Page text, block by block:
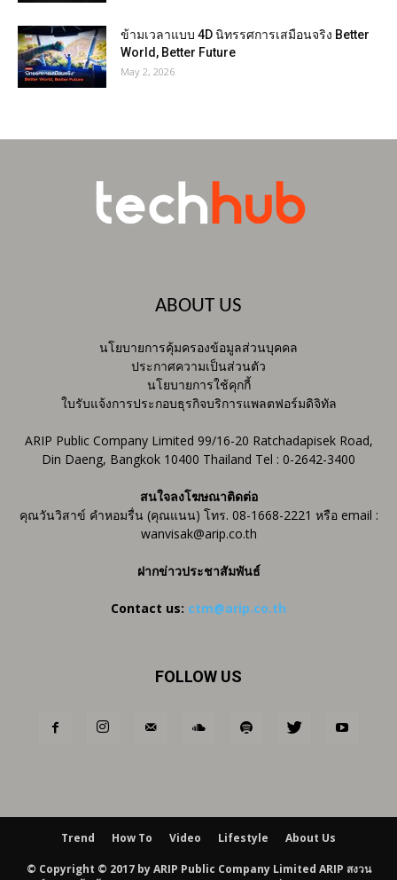
ข้ามเวลาแบบ 4D นิทรรศการเสมือนจริง Better
World, Better Future
May 2, 2026
ABOUT US
นโยบายการคุ้มครองข้อมูลส่วนบุคคล
ประกาศความเป็นส่วนตัว
นโยบายการใช้คุกกี้
ใบรับแจ้งการประกอบธุรกิจบริการแพลตฟอร์มดิจิทัล
ARIP Public Company Limited 99/16-20 Ratchadapisek Road,
Din Daeng, Bangkok 10400 Thailand Tel : 0-2642-3400
สนใจลงโฆษณาติดต่อ
คุณวันวิสาข์ คำหอมรื่น (คุณแนน) โทร. 08-1668-2221 หรือ email :
wanvisak@arip.co.th
ฝากข่าวประชาสัมพันธ์
Contact us: ctm@arip.co.th
FOLLOW US
Trend How To Video Lifestyle About Us
© Copyright © 2017 by ARIP Public Company Limited ARIP สงวน